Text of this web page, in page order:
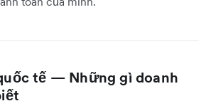
tế — Những gì doanh